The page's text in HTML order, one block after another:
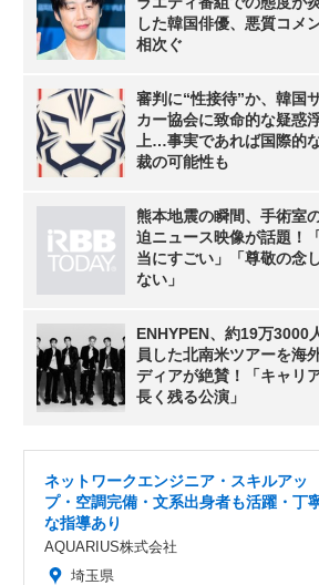
した韓国俳優、悪質コメ
相次ぐ
審判に“性接待”か、韓国
カー協会に致命的な疑惑
上…事実であれば国際的
裁の可能性も
熊本地震の瞬間、手術室
迫ニュース映像が話題！
当にすごい」「尊敬の念
ない」
ENHYPEN、約19万3000
員した北南米ツアーを海
ディアが絶賛！「キャリ
長く残る公演」
ネットワークエンジニア・スキルアッ
プ・空調完備・文系出身者も活躍・丁
な指導あり
AQUARIUS株式会社
埼玉県